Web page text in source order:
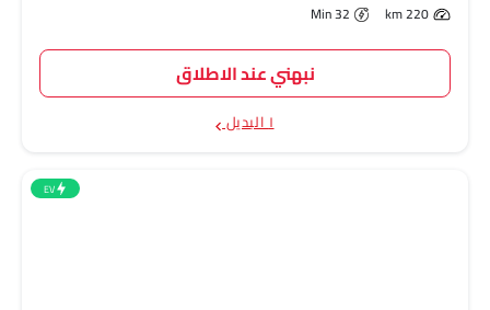
220 km
32 Min
نبهني عند الاطلاق
١ البديل
EV